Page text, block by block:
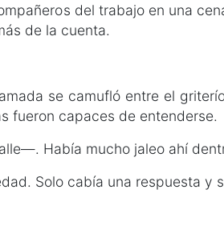
del trabajo en una
de la cuenta.
se camufló entre el
fueron capaces de entenderse.
Había mucho jaleo ahí
Solo cabía una respuesta y